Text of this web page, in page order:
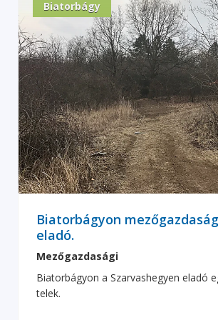
Biatorbágy
Biatorbágyon
eladó.
Mezőgazdasági
Biatorbágyon a Szarvashegyen eladó
telek.